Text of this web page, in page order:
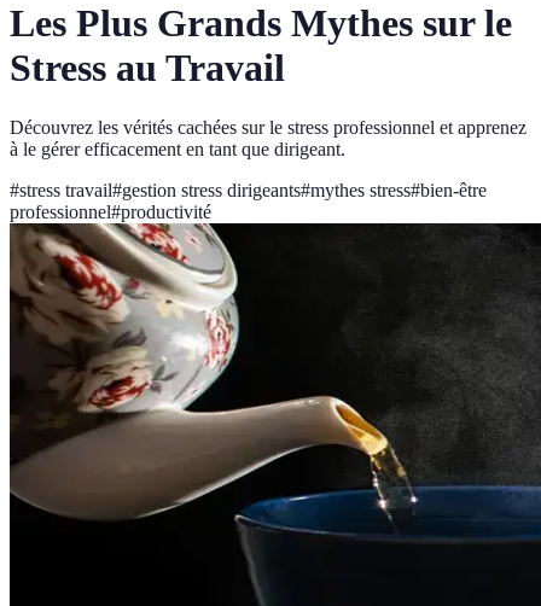
Les Plus Grands Mythes sur le
Stress au Travail
Découvrez les vérités cachées sur le stress professionnel et apprenez
à le gérer efficacement en tant que dirigeant.
#stress travail#gestion stress dirigeants#mythes stress#bien-être
professionnel#productivité